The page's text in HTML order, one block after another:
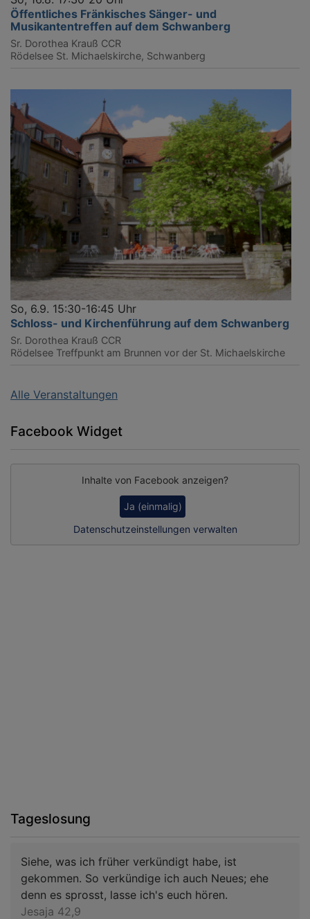
Öffentliches Fränkisches Sänger- und
Musikantentreffen auf dem Schwanberg
Sr. Dorothea Krauß CCR
Rödelsee St. Michaelskirche, Schwanberg
So, 6.9. 15:30-16:45 Uhr
Schloss- und Kirchenführung auf dem Schwanberg
Sr. Dorothea Krauß CCR
Rödelsee Treffpunkt am Brunnen vor der St. Michaelskirche
Alle Veranstaltungen
Facebook Widget
Inhalte von Facebook anzeigen?
Ja (einmalig)
Datenschutzeinstellungen verwalten
Tageslosung
Siehe, was ich früher verkündigt habe, ist
gekommen. So verkündige ich auch Neues; ehe
denn es sprosst, lasse ich's euch hören.
Jesaja 42,9